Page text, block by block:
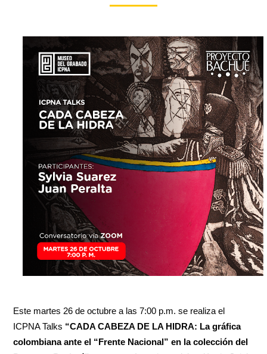
Este martes 26 de octubre a las 7:00 p.m. se realiza el
ICPNA Talks “CADA CABEZA DE LA HIDRA: La gráfica
colombiana ante el “Frente Nacional” en la colección del